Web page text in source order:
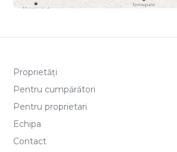
Proprietăți
Pentru cumpărători
Pentru proprietari
Echipa
Contact